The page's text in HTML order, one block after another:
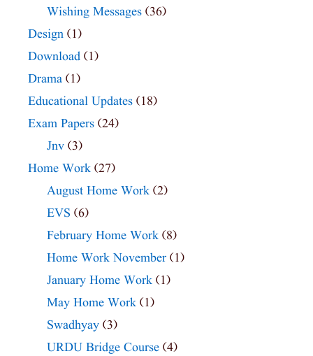
Wishing Messages (36)
Design (1)
Download (1)
Drama (1)
Educational Updates (18)
Exam Papers (24)
Jnv (3)
Home Work (27)
August Home Work (2)
EVS (6)
February Home Work (8)
Home Work November (1)
January Home Work (1)
May Home Work (1)
Swadhyay (3)
URDU Bridge Course (4)